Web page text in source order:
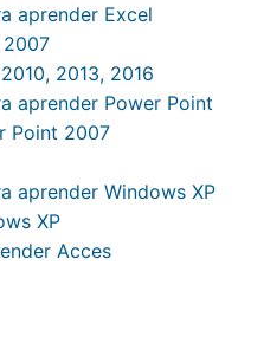
aprender Excel
2007
2013, 2016
aprender Power Point
Point 2007
aprender Windows XP
XP
Acces